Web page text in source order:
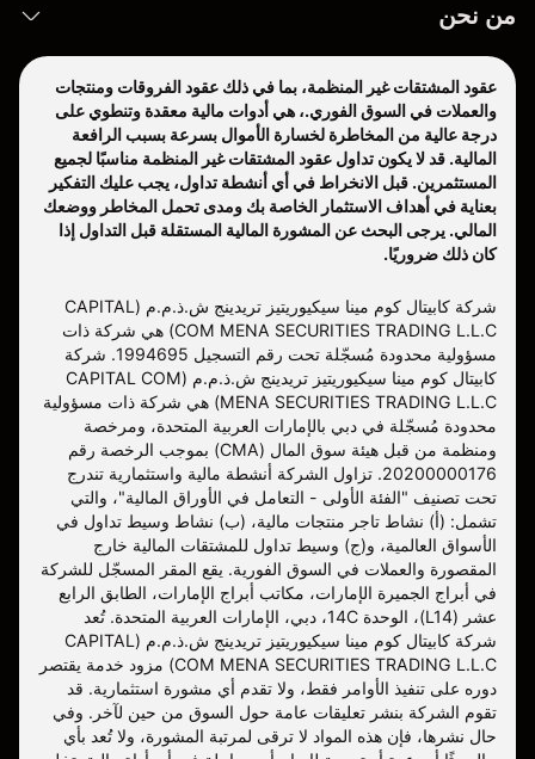
من نحن
عقود المشتقات غير المنظمة، بما في ذلك عقود الفروقات ومنتجات
والعملات في السوق الفوري.، هي أدوات مالية معقدة وتنطوي على
درجة عالية من المخاطرة لخسارة الأموال بسرعة بسبب الرافعة
المالية. قد لا يكون تداول عقود المشتقات غير المنظمة مناسبًا لجميع
المستثمرين. قبل الانخراط في أي أنشطة تداول، يجب عليك التفكير
بعناية في أهداف الاستثمار الخاصة بك ومدى تحمل المخاطر ووضعك
المالي. يرجى البحث عن المشورة المالية المستقلة قبل التداول إذا
كان ذلك ضروريًا.
شركة كابيتال كوم مينا سيكيوريتيز تريدينج ش.ذ.م.م (CAPITAL
COM MENA SECURITIES TRADING L.L.C) هي شركة ذات
مسؤولية محدودة مُسجّلة تحت رقم التسجيل 1994695. شركة
كابيتال كوم مينا سيكيوريتيز تريدينج ش.ذ.م.م (CAPITAL COM
MENA SECURITIES TRADING L.L.C) هي شركة ذات مسؤولية
محدودة مُسجّلة في دبي بالإمارات العربية المتحدة، ومرخصة
ومنظمة من قبل هيئة سوق المال (CMA) بموجب الرخصة رقم
20200000176. تزاول الشركة أنشطة مالية واستثمارية تندرج
تحت تصنيف "الفئة الأولى - التعامل في الأوراق المالية"، والتي
تشمل: (أ) نشاط تاجر منتجات مالية، (ب) نشاط وسيط تداول في
الأسواق العالمية، و(ج) وسيط تداول للمشتقات المالية خارج
المقصورة والعملات في السوق الفورية. يقع المقر المسجّل للشركة
في أبراج الجميرة الإمارات، مكاتب أبراج الإمارات، الطابق الرابع
عشر (L14)، الوحدة 14C، دبي، الإمارات العربية المتحدة. تُعد
شركة كابيتال كوم مينا سيكيوريتيز تريدينج ش.ذ.م.م (CAPITAL
COM MENA SECURITIES TRADING L.L.C) مزود خدمة يقتصر
دوره على تنفيذ الأوامر فقط، ولا تقدم أي مشورة استثمارية. قد
تقوم الشركة بنشر تعليقات عامة حول السوق من حين لآخر. وفي
حال نشرها، فإن هذه المواد لا ترقى لمرتبة المشورة، ولا تُعد بأي